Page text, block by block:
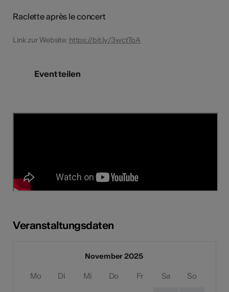
Raclette après le concert
Link zur Website: https://bit.ly/3wctTpA
Event teilen
Veranstaltungsdaten
November 2025
Mo Di Mi Do Fr Sa So